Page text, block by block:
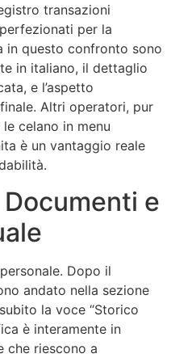
transazioni
per la
in questo confronto sono
in italiano, il dettaglio
e l’aspetto
Altri operatori, pur
celano in menu
è un vantaggio reale
Documenti e
Dopo il
andato nella sezione
la voce “Storico
è interamente in
che riescono a